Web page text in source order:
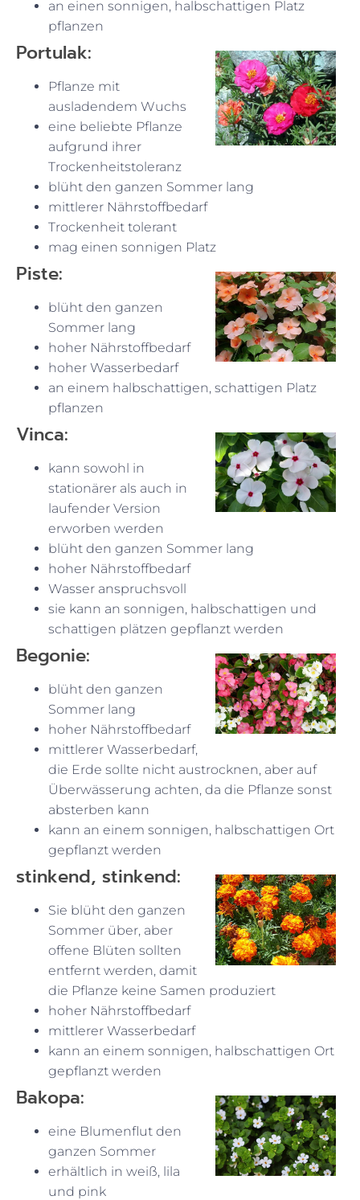
an einen sonnigen, halbschattigen Platz
pflanzen
Portulak:
Pflanze mit
ausladendem Wuchs
eine beliebte Pflanze
aufgrund ihrer
Trockenheitstoleranz
blüht den ganzen Sommer lang
mittlerer Nährstoffbedarf
Trockenheit tolerant
mag einen sonnigen Platz
Piste:
blüht den ganzen
Sommer lang
hoher Nährstoffbedarf
hoher Wasserbedarf
an einem halbschattigen, schattigen Platz
pflanzen
Vinca:
kann sowohl in
stationärer als auch in
laufender Version
erworben werden
blüht den ganzen Sommer lang
hoher Nährstoffbedarf
Wasser anspruchsvoll
sie kann an sonnigen, halbschattigen und
schattigen plätzen gepflanzt werden
Begonie:
blüht den ganzen
Sommer lang
hoher Nährstoffbedarf
mittlerer Wasserbedarf,
die Erde sollte nicht austrocknen, aber auf
Überwässerung achten, da die Pflanze sonst
absterben kann
kann an einem sonnigen, halbschattigen Ort
gepflanzt werden
stinkend, stinkend:
Sie blüht den ganzen
Sommer über, aber
offene Blüten sollten
entfernt werden, damit
die Pflanze keine Samen produziert
hoher Nährstoffbedarf
mittlerer Wasserbedarf
kann an einem sonnigen, halbschattigen Ort
gepflanzt werden
Bakopa:
eine Blumenflut den
ganzen Sommer
erhältlich in weiß, lila
und pink